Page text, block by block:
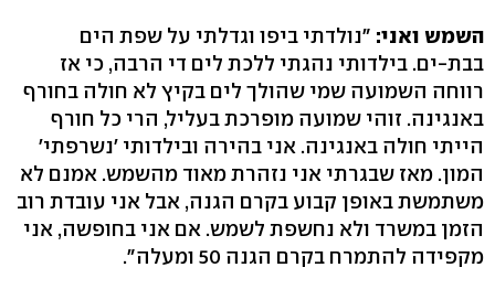
השמש ואני: "נולדתי ביפו וגדלתי על שפת הים
בבת-ים. בילדותי נהגתי ללכת לים די הרבה, כי אז
רווחה השמועה שמי שהולך לים בקיץ לא חולה בחורף
באנגינה. זוהי שמועה מופרכת בעליל, הרי כל חורף
הייתי חולה באנגינה. אני בהירה ובילדותי 'נשרפתי'
המון. מאז שבגרתי אני נזהרת מאוד מהשמש. אמנם לא
משתמשת באופן קבוע בקרם הגנה, אבל אני עובדת רוב
הזמן במשרד ולא נחשפת לשמש. אם אני בחופשה, אני
מקפידה להתמרח בקרם הגנה 50 ומעלה‭."‬